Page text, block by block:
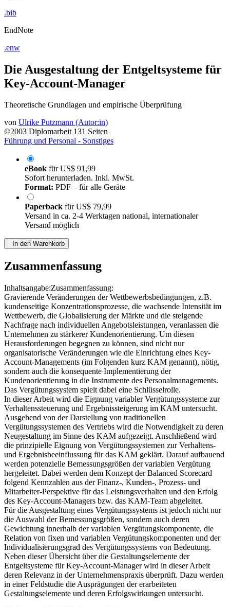
.bib
EndNote
.enw
Die Ausgestaltung der Entgeltsysteme für
Key-Account-Manager
Theoretische Grundlagen und empirische Überprüfung
von Ulrike Putzmann (Autor:in)
©2003 Diplomarbeit 131 Seiten
Führung und Personal - Sonstiges
eBook fürUS$ 91,99
Sofort herunterladen. Inkl. MwSt.
Format: PDF – für alle Geräte
Paperback fürUS$ 79,99
Versand in ca. 2-4 Werktagen national, internationaler
Versand möglich
In den Warenkorb
Zusammenfassung
Inhaltsangabe:Zusammenfassung:
Gravierende Veränderungen der Wettbewerbsbedingungen, z.B.
kundenseitige Konzentrationsprozesse, die wachsende Intensität im
Wettbewerb, die Globalisierung der Märkte und die steigende
Nachfrage nach individuellen Angebotsleistungen, veranlassen die
Unternehmen zu stärkerer Kundenorientierung. Um diesen
Herausforderungen begegnen zu können, sind nicht nur
organisatorische Veränderungen wie die Einrichtung eines Key-
Account-Managements (im Folgenden kurz KAM genannt), nötig,
sondern auch die konsequente Implementierung der
Kundenorientierung in die Instrumente des Personalmanagements.
Das Vergütungssystem spielt dabei eine Schlüsselrolle.
In dieser Arbeit wird die Eignung variabler Vergütungssysteme zur
Verhaltenssteuerung und Ergebnissteigerung im KAM untersucht.
Ausgehend von der Darstellung von traditionellen
Vergütungssystemen des Vertriebs wird die Notwendigkeit zu deren
Neugestaltung im Sinne des KAM aufgezeigt. Anschließend wird
die prinzipielle Eignung von Vergütungssystemen zur Verhaltens-
und Ergebnisbeeinflussung für das KAM geklärt. Darauf aufbauend
werden potenzielle Bemessungsgrößen der variablen Vergütung
hergeleitet. Dabei werden dem Konzept der Balanced Scorecard
folgend Kennzahlen aus der Finanz-, Kunden-, Prozess- und
Mitarbeiter-Perspektive für das Leistungsverhalten und den Erfolg
des Key-Account-Managers bzw. das KAM-Team abgeleitet.
Für die Ausgestaltung eines Vergütungssystems ist jedoch nicht nur
die Auswahl der Bemessungsgrößen, sondern auch deren
Gewichtung innerhalb der variablen Vergütungskomponente, die
Relation von fixen und variablen Vergütungskomponenten und der
Individualisierungsgrad des Vergütungssystems von Bedeutung.
Neben dieser Übersicht über die Gestaltungselemente der
Entgeltsysteme für Key-Account-Manager wird in dieser Arbeit
deren Relevanz in der Unternehmenspraxis überprüft. Dazu werden
in einer Feldstudie die Ausprägungen der erarbeiteten
Gestaltungselemente und deren Erfolgswirkungen untersucht.